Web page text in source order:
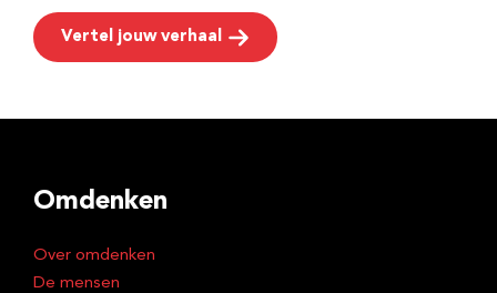
Vertel jouw verhaal
Omdenken
Over omdenken
De mensen